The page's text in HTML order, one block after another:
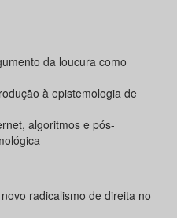
da loucura como
à epistemologia de
algoritmos e pós-
radicalismo de direita no